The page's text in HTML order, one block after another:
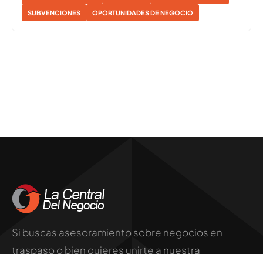
SUBVENCIONES OPORTUNIDADES DE NEGOCIO
Si buscas asesoramiento sobre negocios en
traspaso o bien quieres unirte a nuestra